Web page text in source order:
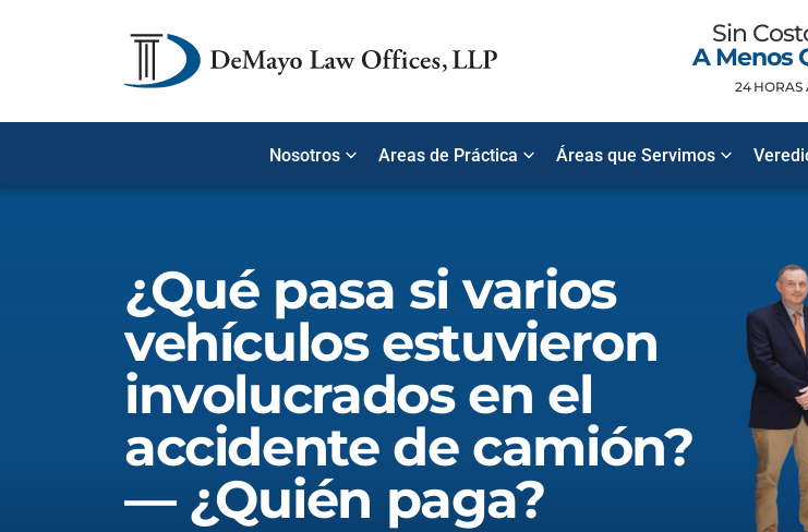
Sin
A Menos
24 HORAS
Nosotros Areas de Práctica Áreas que Servimos
¿Qué pasa si varios
vehículos estuvieron
involucrados en el
accidente de camión?
— ¿Quién paga?